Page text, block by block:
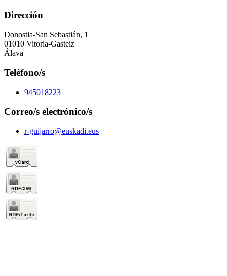
Dirección
Donostia-San Sebastián, 1
01010 Vitoria-Gasteiz
Álava
Teléfono/s
945018223
Correo/s electrónico/s
r-guijarro@euskadi.eus